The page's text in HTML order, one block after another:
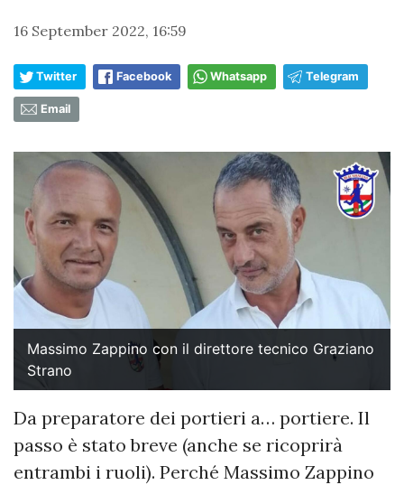
16 September 2022, 16:59
Twitter Facebook Whatsapp Telegram
Email
Massimo Zappino con il direttore tecnico Graziano
Strano
Da preparatore dei portieri a… portiere. Il
passo è stato breve (anche se ricoprirà
entrambi i ruoli). Perché Massimo Zappino